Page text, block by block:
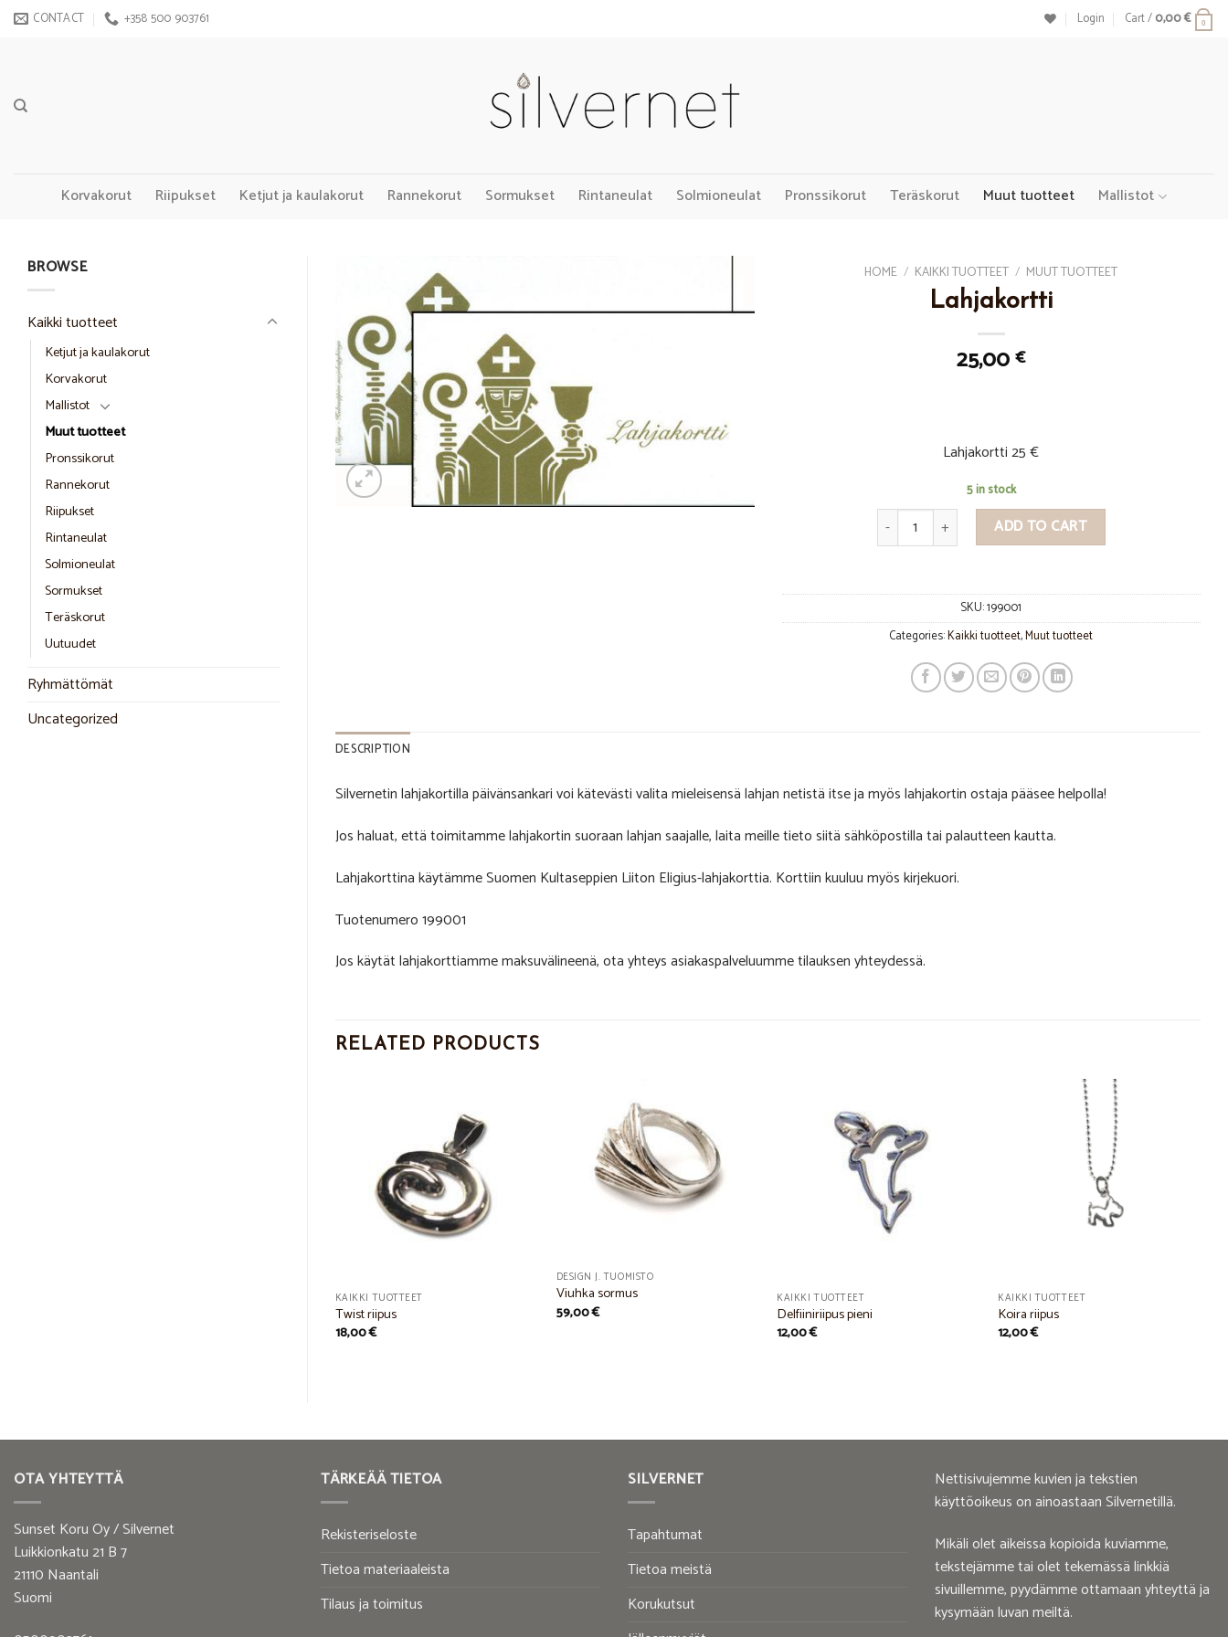
Skip CONTACT +358 500 903761 Login Cart /0,00€ 0
Korvakorut Riipukset Ketjut ja kaulakorut Rannekorut Sormukset Rintaneulat Solmioneulat Pronssikorut Teräskorut Muut tuotteet Mallistot
BROWSE
Kaikki tuotteet
Ketjut ja kaulakorut
Korvakorut
Mallistot
Muut tuotteet
Pronssikorut
Rannekorut
Riipukset
Rintaneulat
Solmioneulat
Sormukset
Teräskorut
Uutuudet
Ryhmättömät
Uncategorized
HOME / KAIKKI TUOTTEET / MUUT TUOTTEET
Lahjakortti
25,00€
Lahjakortti 25 €
5 in stock
Lahjakortti quantity ADD TO CART
SKU:199001
Categories:Kaikki tuotteet,Muut tuotteet
DESCRIPTION
Silvernetin lahjakortilla päivänsankari voi kätevästi valita mieleisensä lahjan netistä itse ja myös lahjakortin ostaja pääsee helpolla!
Jos haluat, että toimitamme lahjakortin suoraan lahjan saajalle, laita meille tieto siitä sähköpostilla tai palautteen kautta.
Lahjakorttina käytämme Suomen Kultaseppien Liiton Eligius-lahjakorttia. Korttiin kuuluu myös kirjekuori.
Tuotenumero 199001
Jos käytät lahjakorttiamme maksuvälineenä, ota yhteys asiakaspalveluumme tilauksen yhteydessä.
RELATED PRODUCTS
KAIKKI TUOTTEET
Twist riipus
18,00€
Add to
Wishlist
DESIGN J. TUOMISTO
Viuhka sormus
59,00€
KAIKKI TUOTTEET
Delfiiniriipus pieni
12,00€
KAIKKI TUOTTEET
Koira riipus
12,00€
OTA YHTEYTTÄ
Sunset Koru Oy / Silvernet
Luikkionkatu 21 B 7
21110 Naantali
Suomi
TÄRKEÄÄ TIETOA
Rekisteriseloste
Tietoa materiaaleista
Tilaus ja toimitus
SILVERNET
Tapahtumat
Tietoa meistä
Korukutsut
Nettisivujemme kuvien ja tekstien
käyttöoikeus on ainoastaan Silvernetillä.
Mikäli olet aikeissa kopioida kuviamme,
tekstejämme tai olet tekemässä linkkiä
sivuillemme, pyydämme ottamaan yhteyttä ja
kysymään luvan meiltä.